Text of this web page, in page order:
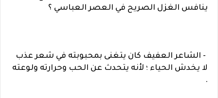
ينافس الغزل الصريح في العصر العباسي ؟
- الشاعر العفيف كان يتغنى بمحبوبته في شعر عذب
لا يخدش الحياء ؛ لأنه يتحدث عن الحب وحرارته ولوعته
.